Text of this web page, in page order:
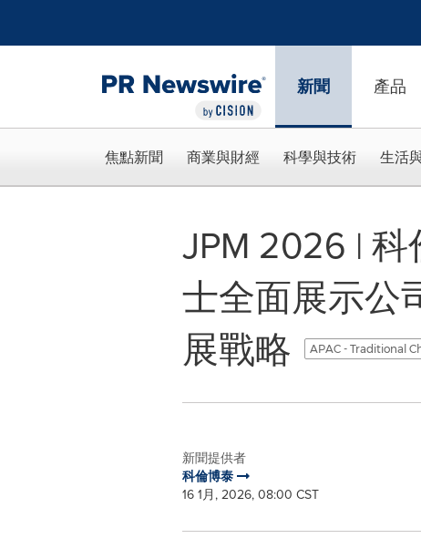
新聞 產品
焦點新聞 商業與財經 科學與技術 生活
JPM 2026 |
士全面展示公
展戰略
APAC - Traditional
新聞提供者
科倫博泰
16 1月, 2026, 08:00 CST